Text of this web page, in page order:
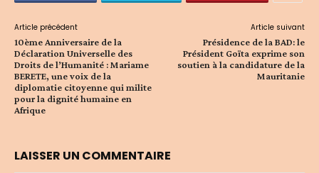
Article précédent
10ème Anniversaire de la
Déclaration Universelle des
Droits de l’Humanité : Mariame
BERETE, une voix de la
diplomatie citoyenne qui milite
pour la dignité humaine en
Afrique
Article suivant
Présidence de la BAD: le
Président Goïta exprime son
soutien à la candidature de la
Mauritanie
LAISSER UN COMMENTAIRE